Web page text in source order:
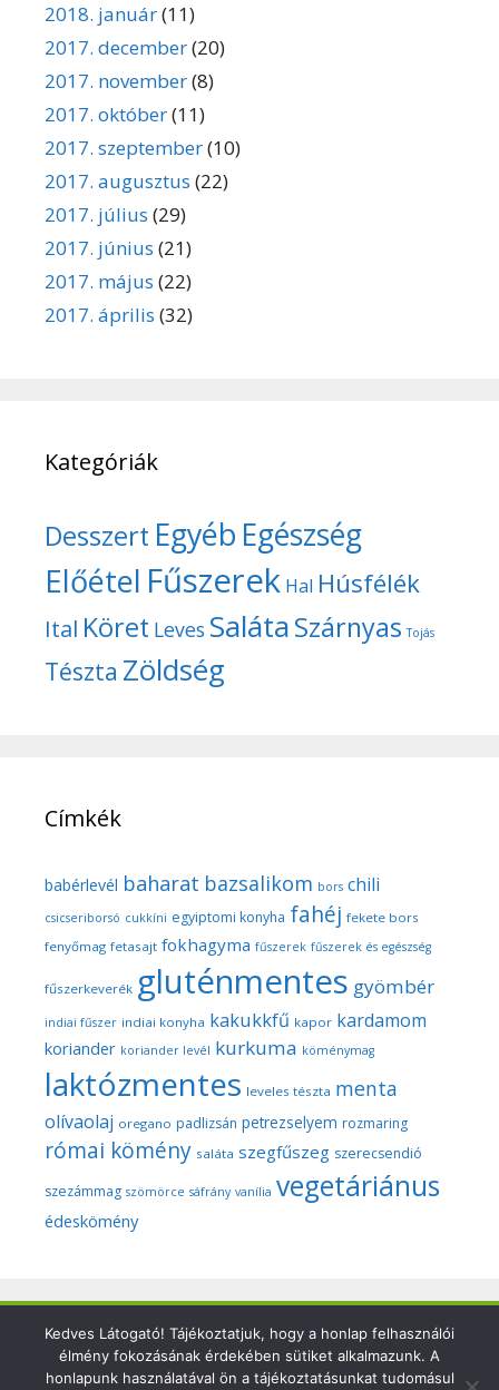
2018. január(11)
2017. december(20)
2017. november(8)
2017. október(11)
2017. szeptember(10)
2017. augusztus (22)
2017. július (29)
2017. június (21)
2017. május (22)
2017. április (32)
Kategóriák
Desszert Egyéb Egészség
Előétel Fűszerek Hal Húsfélék
Ital Köret Leves SalátaSzárnyas Tojás
Tészta Zöldség
Címkék
babérlevél baharat bazsalikom bors chili
csicseriborsó cukkíni egyiptomi konyha fahéj fekete bors
fenyőmag fetasajt fokhagyma fűszerek fűszerek és egészség
fűszerkeverék gluténmentes gyömbér
indiai fűszer indiai konyha kakukkfű kapor kardamom
koriander koriander levél kurkuma köménymag
laktózmentes leveles tészta menta
olívaolaj oregano padlizsán petrezselyem rozmaring
római kömény saláta szegfűszeg szerecsendió
szezámmag szömörce sáfrány vanília vegetáriánus
édeskömény
Copyright © 2026 Szegedi Fűszeres - Minden fotó és anyag
ezen a weboldalon a szerző (Dr. Nyári Zsuzsa) kizárólagos
tulajdonát képezi és a nemzetközi szerzői jogi törvények
Kedves Látogató! Tájékoztatjuk, hogy a honlap felhasználói
élmény fokozásának érdekében sütiket alkalmazunk. A
honlapunk használatával ön a tájékoztatásunkat tudomásul